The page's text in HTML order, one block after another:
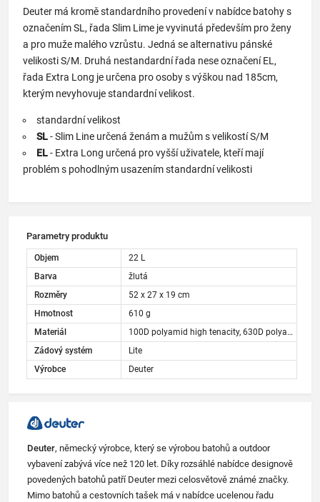
Deuter má kromě standardního provedení v nabídce batohy s
označením SL, řada Slim Lime je vyvinutá především pro ženy
a pro muže malého vzrůstu. Jedná se alternativu pánské
velikosti S/M. Druhá nestandardní řada nese označení EL,
řada Extra Long je určena pro osoby s výškou nad 185cm,
kterým nevyhovuje standardní velikost.
standardní velikost
SL- Slim Line určená ženám a mužům s velikostí S/M
EL- Extra Long určená pro vyšší uživatele, kteří mají
problém s pohodlným usazením standardní velikosti
Parametry produktu
Objem
22 L
Barva
žlutá
Rozměry
52 x 27 x 19 cm
Hmotnost
610 g
Materiál
100D polyamid high tenacity, 630D polyamid
Zádový systém
Lite
Výrobce
Deuter
Deuter, německý výrobce, který se výrobou batohů a outdoor
vybavení zabývá více než 120 let. Díky rozsáhlé nabídce designově
povedených batohů patří Deuter mezi celosvětově známé značky.
Mimo batohů a cestovních tašek má v nabídce ucelenou řadu